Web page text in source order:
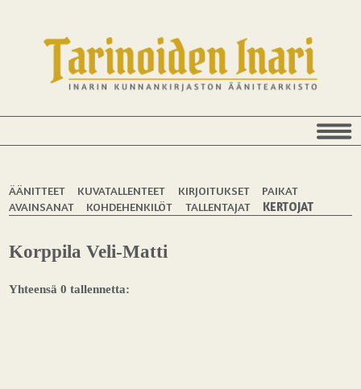
ÄÄNITTEET KUVATALLENTEET KIRJOITUKSET
PAIKAT
AVAINSANAT
KOHDEHENKILÖT TALLENTAJAT KERTOJAT
Korppila Veli-Matti
Yhteensä 0 tallennetta: